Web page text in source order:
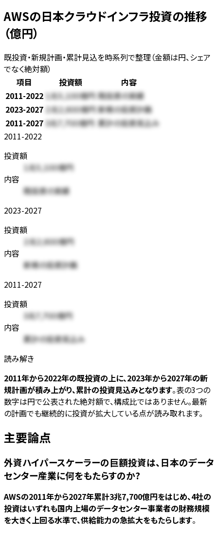
AWSの日本クラウドインフラ投資の推移
（億円）
既投資・新規計画・累計見込を時系列で整理（金額は円、シェア
でなく絶対額）
項目
投資額
内容
2011-2022 1兆5,100億円 既投資の実績
2023-2027 2兆2,600億円 新規の投資計画
2011-2027 3兆7,700億円 累計の投資見込み
2011-2022
投資額
1兆5,100億円
内容
既投資の実績
2023-2027
投資額
2兆2,600億円
内容
新規の投資計画
2011-2027
投資額
3兆7,700億円
内容
累計の投資見込み
読み解き
2011年から2022年の既投資の上に、2023年から2027年の新
規計画が積み上がり、累計の投資見込みとなります。表の3つの
数字は円で公表された絶対額で、構成比ではありません。最新
の計画でも継続的に投資が拡大している点が読み取れます。
主要論点
外資ハイパースケーラーの巨額投資は、日本のデータ
センター産業に何をもたらすのか?
AWSの2011年から2027年累計3兆7,700億円をはじめ、4社の
投資はいずれも国内上場のデータセンター事業者の財務規模
を大きく上回る水準で、供給能力の急拡大をもたらします。